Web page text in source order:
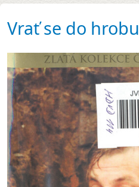
Vrať se do hrobu